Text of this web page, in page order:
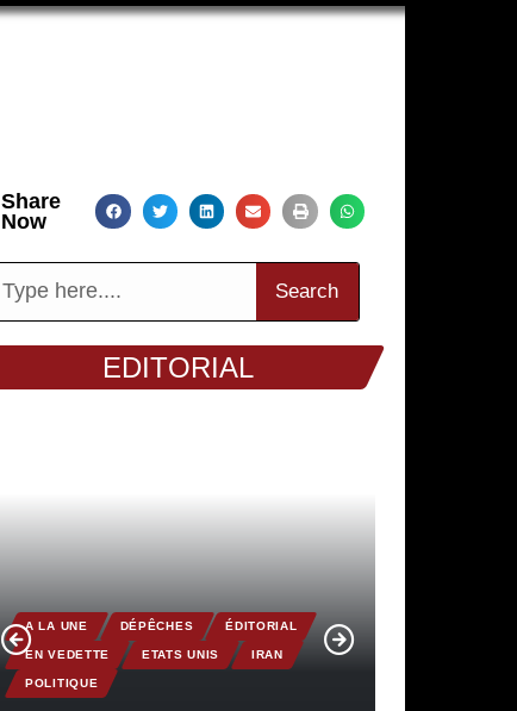
Share
Now
Search
EDITORIAL
A LA UNE DÉPÊCHES ÉDITORIAL
EN VEDETTE ETATS UNIS IRAN
POLITIQUE